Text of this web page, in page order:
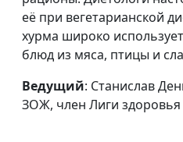
Польза свеклы
её при вегетарианской
хурма широко
блюд из мяса, птицы и
Ведущий: Станислав
ЗОЖ, член Лиги